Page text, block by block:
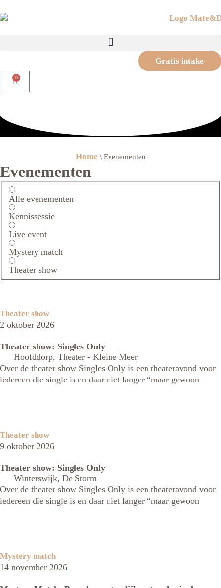
Gratis intake
0
Home \ Evenementen
Evenementen
Alle evenementen
Kennissessie
Live event
Mystery match
Theater show
Theater show
2 oktober 2026
Theater show: Singles Only
Hoofddorp, Theater - Kleine Meer
Over de theater show Singles Only is een theateravond voor
iedereen die single is en daar niet langer “maar gewoon
Theater show
9 oktober 2026
Theater show: Singles Only
Winterswijk, De Storm
Over de theater show Singles Only is een theateravond voor
iedereen die single is en daar niet langer “maar gewoon
Mystery match
14 november 2026